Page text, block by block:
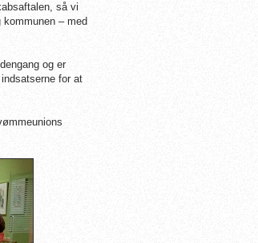
så vi
– med
og er
for at